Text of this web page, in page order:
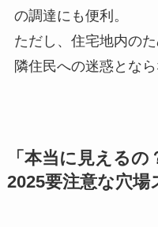
の調達にも便利。
ただし、住宅地内の
隣住民への迷惑とな
「本当に見える
2025要注意な穴場